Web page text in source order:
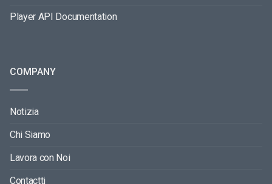
Player API Documentation
COMPANY
Notizia
Chi Siamo
Lavora con Noi
Contactti